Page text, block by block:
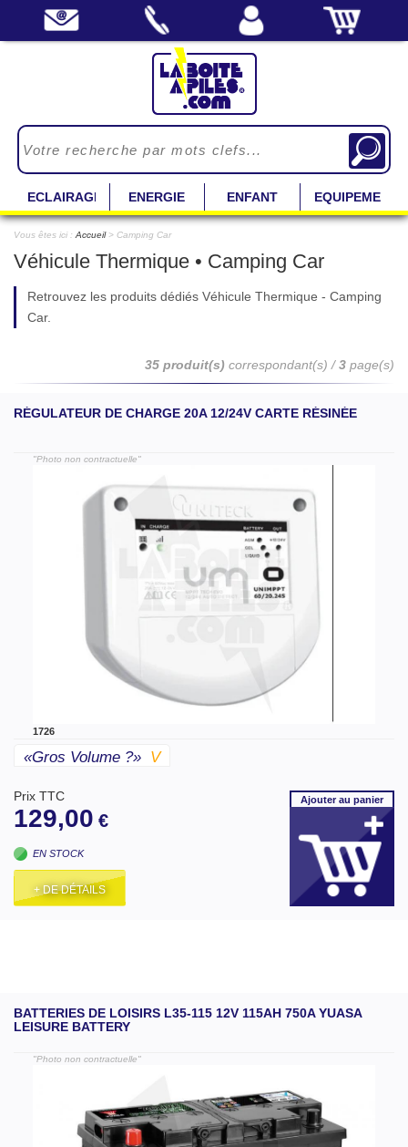
ECLAIRAGE ENERGIE ENFANT EQUIPEMENT
Vous êtes ici : Accueil> Camping Car
Véhicule Thermique • Camping Car
Retrouvez les produits dédiés Véhicule Thermique - Camping
Car.
35 produit(s) correspondant(s) /3 page(s)
RÉGULATEUR DE CHARGE 20A 12/24V CARTE RÉSINÉE
"Photo non contractuelle"
1726
«gros Volume ?» V
Prix TTC
129,00 €
EN STOCK
+ DE DÉTAILS
Ajouterau panier
BATTERIES DE LOISIRS L35-115 12V 115AH 750A YUASA
LEISURE BATTERY
"Photo non contractuelle"